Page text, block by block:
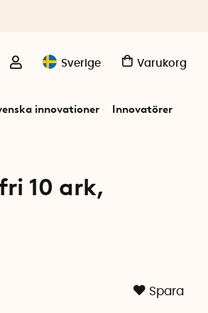
Sverige Varukorg
innovationer Innovatörer
10 ark,
Spara